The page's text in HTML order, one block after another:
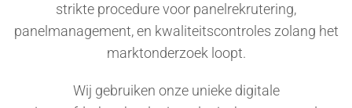
strikte procedure voor panelrekrutering,
panelmanagement, en kwaliteitscontroles zolang het
marktonderzoek loopt.
Wij gebruiken onze unieke digitale